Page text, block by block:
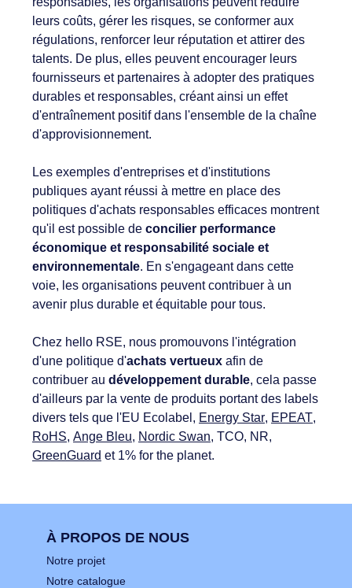
leurs coûts, gérer les risques, se conformer aux
régulations, renforcer leur réputation et attirer des
talents. De plus, elles peuvent encourager leurs
fournisseurs et partenaires à adopter des pratiques
durables et responsables, créant ainsi un effet
d'entraînement positif dans l'ensemble de la chaîne
d'approvisionnement.
Les exemples d'entreprises et d'institutions
publiques ayant réussi à mettre en place des
politiques d'achats responsables efficaces montrent
qu'il est possible de concilier performance
économique et responsabilité sociale et
environnementale. En s'engageant dans cette
voie, les organisations peuvent contribuer à un
avenir plus durable et équitable pour tous.
Chez hello RSE, nous promouvons l'intégration
d'une politique d'achats vertueux afin de
contribuer au développement durable, cela passe
d'ailleurs par la vente de produits portant des labels
divers tels que l'EU Ecolabel, Energy Star, EPEAT,
RoHS, Ange Bleu, Nordic Swan, TCO, NR,
GreenGuard et 1% for the planet.
À PROPOS DE NOUS
Notre projet
Notre catalogue